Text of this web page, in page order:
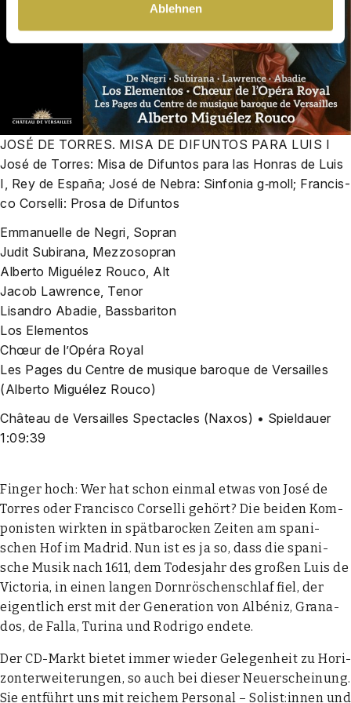
Ablehnen
JOSÉ DE TORRES. MISA DE DIFUNTOS PARA LUIS I
José de Tor­res: Misa de Dif­un­tos para las Hon­ras de Luis
I, Rey de Espa­ña; José de Nebra: Sin­fo­nia g‑moll; Fran­cis­
co Cor­sel­li: Pro­sa de Dif­un­tos
Emma­nu­el­le de Negri, Sopran
Judit Subi­ra­na, Mez­zo­so­pran
Alber­to Migué­lez Rou­co, Alt
Jacob Law­rence, Tenor
Lisan­dro Aba­die, Bass­ba­ri­ton
Los Ele­ment­os
Chœur de l’Opé­ra Roy­al
Les Pages du Cent­re de musi­que baro­que de Ver­sailles
(Alber­to Migué­lez Rou­co)
Châ­teau de Ver­sailles Spec­ta­cles (Naxos) • Spiel­dau­er
1:09:39
Fin­ger hoch: Wer hat schon ein­mal etwas von José de
Tor­res oder Fran­cis­co Cor­sel­li gehört? Die bei­den Kom­
po­nis­ten wirk­ten in spät­ba­ro­cken Zei­ten am spa­ni­
schen Hof im Madrid. Nun ist es ja so, dass die spa­ni­
sche Musik nach 1611, dem Todes­jahr des gro­ßen Luis de
Vic­to­ria, in einen lan­gen Dorn­rös­chen­schlaf fiel, der
eigent­lich erst mit der Gene­ra­ti­on von Albé­niz, Gra­na­
dos, de Falla, Turi­na und Rodri­go ende­te.
Der CD-Markt bie­tet immer wie­der Gele­gen­heit zu Hori­
zont­er­wei­te­run­gen, so auch bei die­ser Neu­erschei­nung.
Sie ent­führt uns mit rei­chem Per­so­nal – Solist:innen und